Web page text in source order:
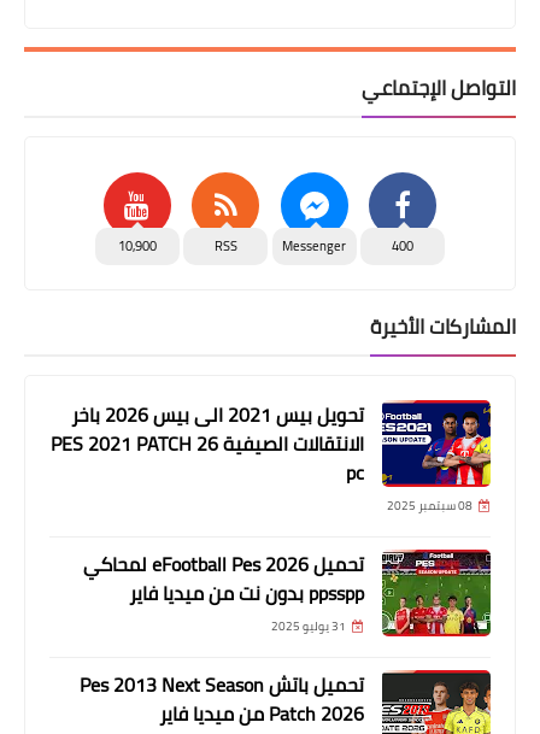
التواصل الإجتماعي
400
Messenger
RSS
10,900
المشاركات الأخيرة
تحويل بيس 2021 الى بيس 2026 باخر
الانتقالات الصيفية PES 2021 PATCH 26
pc
08 سبتمبر 2025
تحميل eFootball Pes 2026 لمحاكي
ppsspp بدون نت من ميديا فاير
31 يوليو 2025
تحميل باتش Pes 2013 Next Season
Patch 2026 من ميديا فاير